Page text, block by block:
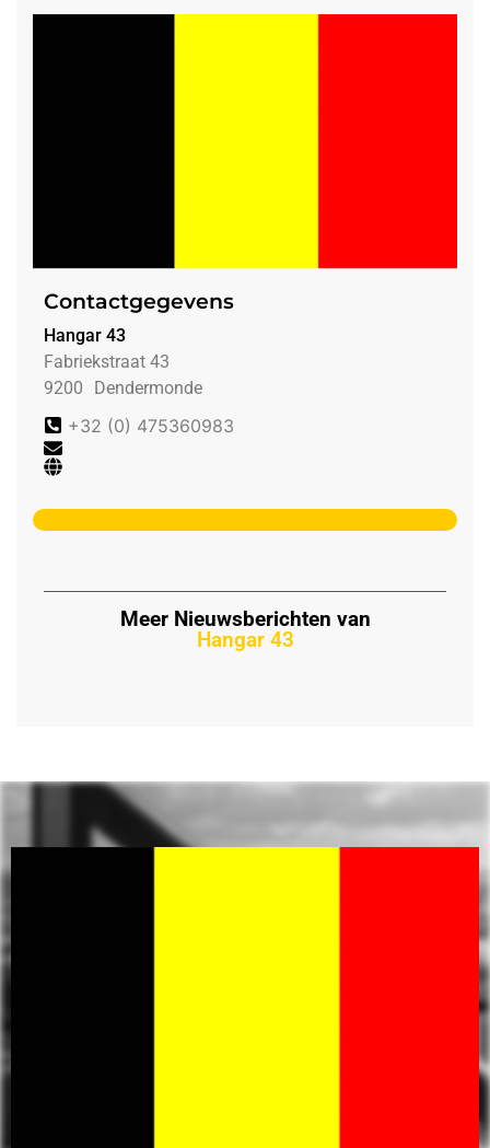
Contactgegevens
Hangar 43
Fabriekstraat 43
9200
Dendermonde
+32 (0) 475360983
Meer Nieuwsberichten van
Hangar 43